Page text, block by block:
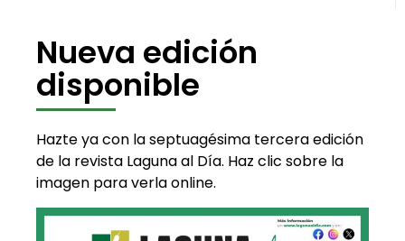
Nueva edición
disponible
Hazte ya con la septuagésima tercera edición
de la revista Laguna al Día. Haz clic sobre la
imagen para verla online.